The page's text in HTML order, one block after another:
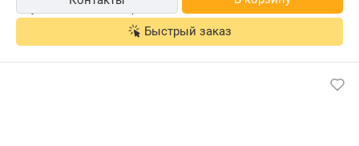
Быстрый заказ